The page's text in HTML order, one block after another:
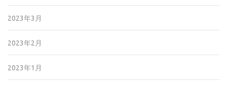
2023年3月
2023年2月
2023年1月